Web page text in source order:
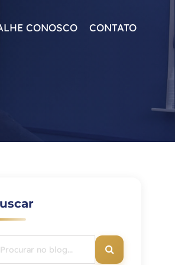
CONOSCO CONTATO